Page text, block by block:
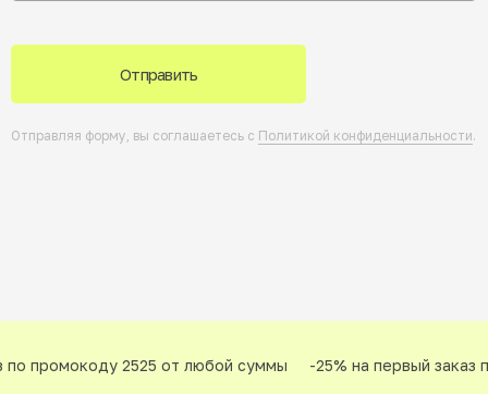
Отправить
Отправляя форму, вы соглашаетесь с Политикой конфиденциальности.
промокоду 2525 от любой суммы -25% на первый заказ